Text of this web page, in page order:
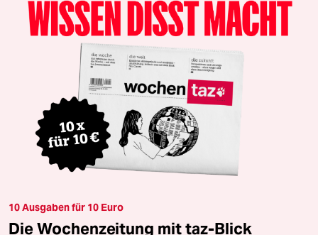
10 Ausgaben für 10 Euro
Die Wochenzeitung mit taz-Blick